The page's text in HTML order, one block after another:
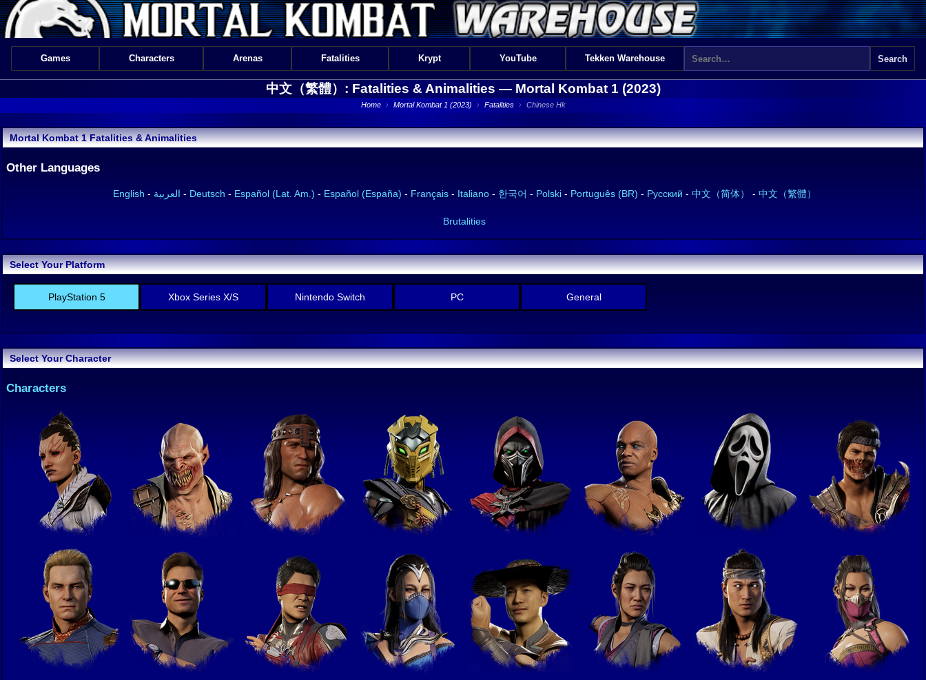
Games Characters Arenas Fatalities Krypt YouTube Tekken Warehouse
中文（繁體）: Fatalities & Animalities — Mortal Kombat 1 (2023)
Home › Mortal Kombat 1 (2023) › Fatalities › Chinese Hk
Mortal Kombat 1 Fatalities & Animalities
Other Languages
English - العربية - Deutsch - Español (Lat. Am.) - Español (España) - Français- Italiano- 한국어 - Polski- Português (BR) - Русский - 中文（简体） - 中文（繁體）
Brutalities
Select Your Platform
PlayStation 5 Xbox Series X/S Nintendo Switch PC General
Select Your Character
Characters